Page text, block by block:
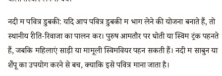
नदी में पवित्र डुबकी: यदि आप पवित्र डुबकी में भाग लेने की योजना बनाते हैं, तो
स्थानीय रीति-रिवाजों का पालन करें। पुरुष आमतौर पर धोती या स्विम ट्रंक पहनते
हैं, जबकि महिलाएं साड़ी या मामूली स्विमवियर पहन सकती हैं। नदी में साबुन या
शैंपू का उपयोग करने से बचें, क्योंकि इसे पवित्र माना जाता है।